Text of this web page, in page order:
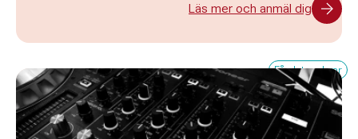
Läs mer och anmäl dig
Få platser kvar